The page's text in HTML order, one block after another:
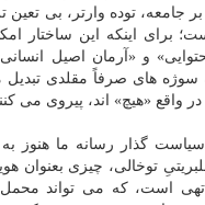
بر جامعه، توده وارتر، بی
برای اینكه این ساختار
و «آرمان اصیل
سوژه های صرفاً مقلدی
واقع «هیچ» اند، پیروی می
گذار رسانه ما هنوز
توخالی، چیزی بعنوان
است، كه می تواند محمل